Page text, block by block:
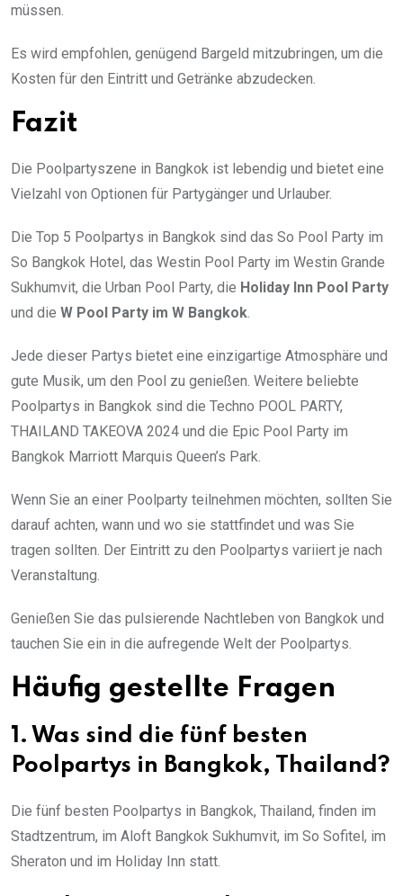
müssen.
Es wird empfohlen, genügend Bargeld mitzubringen, um die
Kosten für den Eintritt und Getränke abzudecken.
Fazit
Die Poolpartyszene in Bangkok ist lebendig und bietet eine
Vielzahl von Optionen für Partygänger und Urlauber.
Die Top 5 Poolpartys in Bangkok sind das So Pool Party im
So Bangkok Hotel, das Westin Pool Party im Westin Grande
Sukhumvit, die Urban Pool Party, die Holiday Inn Pool Party
und die W Pool Party im W Bangkok.
Jede dieser Partys bietet eine einzigartige Atmosphäre und
gute Musik, um den Pool zu genießen. Weitere beliebte
Poolpartys in Bangkok sind die Techno POOL PARTY,
THAILAND TAKEOVA 2024 und die Epic Pool Party im
Bangkok Marriott Marquis Queen’s Park.
Wenn Sie an einer Poolparty teilnehmen möchten, sollten Sie
darauf achten, wann und wo sie stattfindet und was Sie
tragen sollten. Der Eintritt zu den Poolpartys variiert je nach
Veranstaltung.
Genießen Sie das pulsierende Nachtleben von Bangkok und
tauchen Sie ein in die aufregende Welt der Poolpartys.
Häufig gestellte Fragen
1. Was sind die fünf besten
Poolpartys in Bangkok, Thailand?
Die fünf besten Poolpartys in Bangkok, Thailand, finden im
Stadtzentrum, im Aloft Bangkok Sukhumvit, im So Sofitel, im
Sheraton und im Holiday Inn statt.